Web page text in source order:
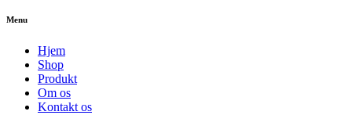
Menu
Hjem
Shop
Produkt
Om os
Kontakt os